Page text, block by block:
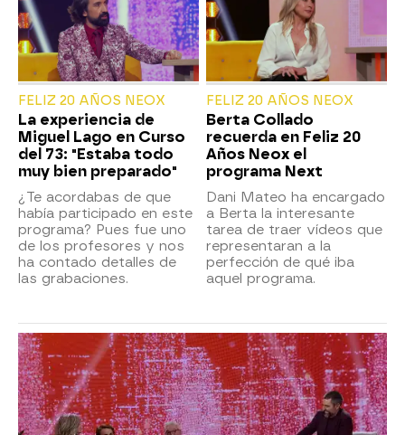
FELIZ 20 AÑOS NEOX
La experiencia de
Miguel Lago en Curso
del 73: "Estaba todo
muy bien preparado"
¿Te acordabas de que
había participado en este
programa? Pues fue uno
de los profesores y nos
ha contado detalles de
las grabaciones.
FELIZ 20 AÑOS NEOX
Berta Collado
recuerda en Feliz 20
Años Neox el
programa Next
Dani Mateo ha encargado
a Berta la interesante
tarea de traer vídeos que
representaran a la
perfección de qué iba
aquel programa.